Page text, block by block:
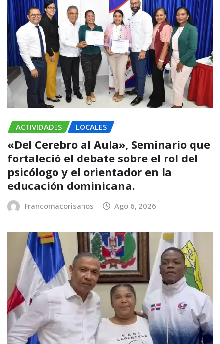
ACTIVIDADES LOCALES
«Del Cerebro al Aula», Seminario que
fortaleció el debate sobre el rol del
psicólogo y el orientador en la
educación dominicana.
Francomacorisanos Ago 6, 2026